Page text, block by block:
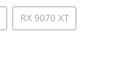
RX 9070 XT